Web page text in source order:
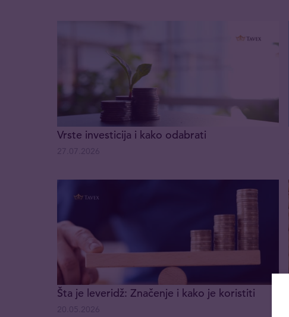
Vrste investicija i kako odabrati
Šta je leveridž: Značenje i kako je koristiti